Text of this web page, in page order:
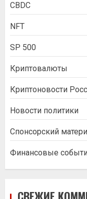
CBDC
NFT
SP 500
Криптовалюты
Криптоновости
Новости политики
Спонсорский
Финансовые